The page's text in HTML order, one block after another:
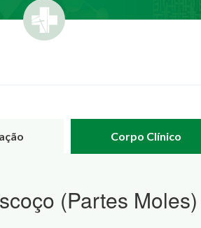
Corpo Clínico
(Partes Moles)